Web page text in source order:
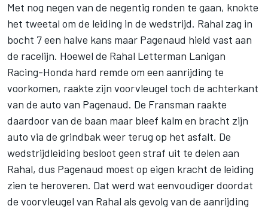
Met nog negen van de negentig ronden te gaan, knokte
het tweetal om de leiding in de wedstrijd. Rahal zag in
bocht 7 een halve kans maar Pagenaud hield vast aan
de racelijn. Hoewel de Rahal Letterman Lanigan
Racing-Honda hard remde om een aanrijding te
voorkomen, raakte zijn voorvleugel toch de achterkant
van de auto van Pagenaud. De Fransman raakte
daardoor van de baan maar bleef kalm en bracht zijn
auto via de grindbak weer terug op het asfalt. De
wedstrijdleiding besloot geen straf uit te delen aan
Rahal, dus Pagenaud moest op eigen kracht de leiding
zien te heroveren. Dat werd wat eenvoudiger doordat
de voorvleugel van Rahal als gevolg van de aanrijding